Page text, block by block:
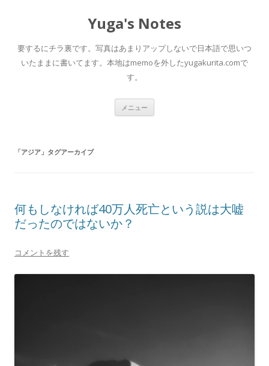
Yuga's Notes
要するにチラ裏です。写真はあまりアップしないで日本語で思いつ
いたままに書いてます。本地はmemoを外したyugakurita.comで
す。
メニュー
「アジア 」タグアーカイブ
何もしなければ40万人死亡という説は大嘘
だったのではないか？
コメントを残す